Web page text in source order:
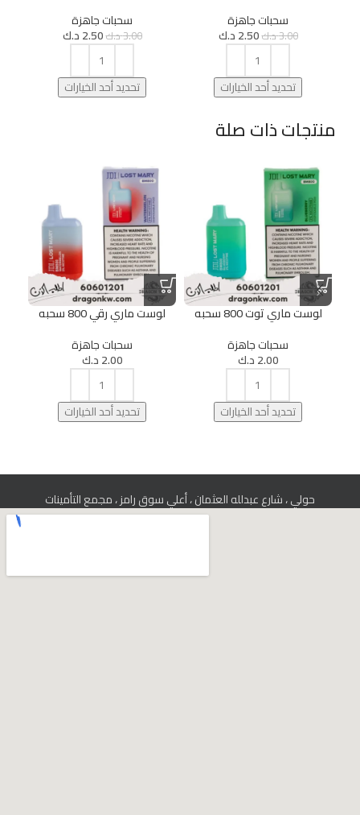
سحبات جاهزة
3.00د.ك2.50د.ك
تحديد أحد الخيارات
سحبات جاهزة
3.00د.ك2.50د.ك
تحديد أحد الخيارات
منتجات ذات صلة
لوست ماري توت 800 سحبه
سحبات جاهزة
2.00د.ك
تحديد أحد الخيارات
لوست ماري رقي 800 سحبه
سحبات جاهزة
2.00د.ك
تحديد أحد الخيارات
حولي ، شارع عبدلله العثمان ، أعلي سوق رامز ، مجمع التأمينات